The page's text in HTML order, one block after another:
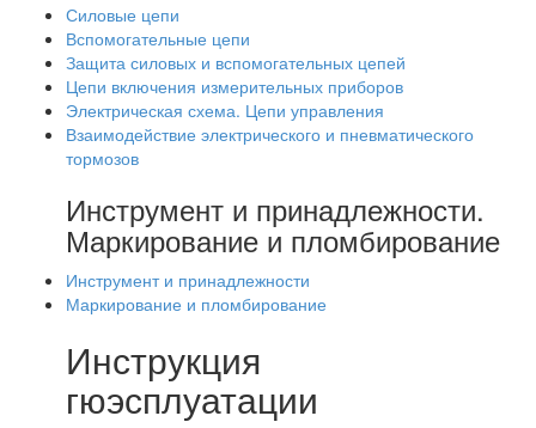
Силовые цепи
Вспомогательные цепи
Защита силовых и вспомогательных цепей
Цепи включения измерительных приборов
Электрическая схема. Цепи управления
Взаимодействие электрического и пневматического
тормозов
Инструмент и принадлежности.
Маркирование и пломбирование
Инструмент и принадлежности
Маркирование и пломбирование
Инструкция
гюэсплуатации